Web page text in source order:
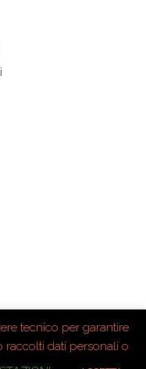
tecnico per garantire
raccolti dati personali o